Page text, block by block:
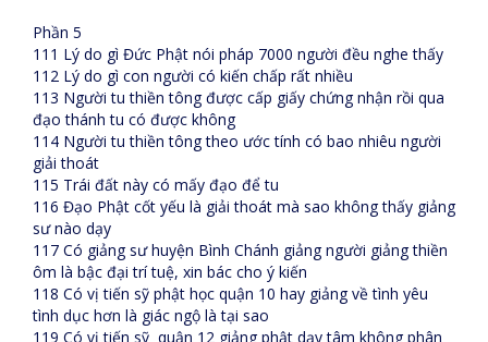
Phần 5
111 Lý do gì Đức Phật nói pháp 7000 người đều nghe thấy
112 Lý do gì con người có kiến chấp rất nhiều
113 Người tu thiền tông được cấp giấy chứng nhận rồi qua
đạo thánh tu có được không
114 Người tu thiền tông theo ước tính có bao nhiêu người
giải thoát
115 Trái đất này có mấy đạo để tu
116 Đạo Phật cốt yếu là giải thoát mà sao không thấy giảng
sư nào dạy
117 Có giảng sư huyện Bình Chánh giảng người giảng thiền
ôm là bậc đại trí tuệ, xin bác cho ý kiến
118 Có vị tiến sỹ phật học quận 10 hay giảng về tình yêu
tình dục hơn là giác ngộ là tại sao
119 Có vị tiến sỹ quận 12 giảng phật dạy tâm không phân